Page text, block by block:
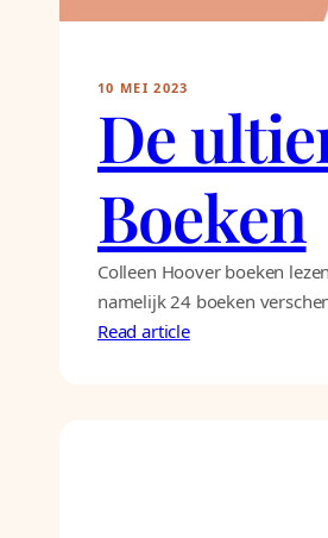
10 MEI 2023
De
Boeken
Colleen Hoover boeken
namelijk 24 boeken
Read article